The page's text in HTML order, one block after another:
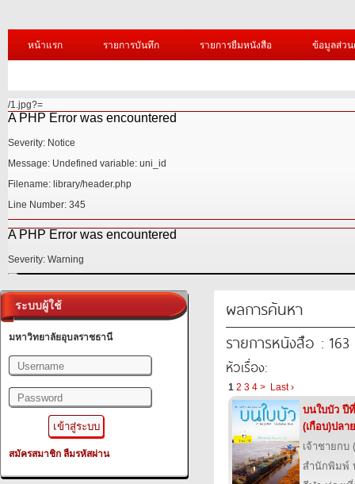
หน้าแรก รายการบันทึก รายการยืมหนังสือ ข้อมูลส่ว
/1.jpg?=
A PHP Error was encountered
Severity: Notice
Message: Undefined variable: uni_id
Filename: library/header.php
Line Number: 345
A PHP Error was encountered
Severity: Warning
A PHP Error was encountered
Severity: Notice
Message: Undefined variable: uni_id
Filename: library/header.php
Line Number: 345
/2.jpg?=
A PHP Error was encountered
Severity: Notice
Message: Undefined variable: uni_id
Filename: library/header.php
ระบบผู้ใช้
มหาวิทยาลัยอุบลราชธานี
สมัครสมาชิก ลืมรหัสผ่าน
ผลการค้นหา
รายการหนังสือ :
หัวเรื่อง:
1 2 3 4 > Last ›
บนใบบัว ปี
(เกือบ)ปล
เจ้าชายกบ
สำนักพิมพ์